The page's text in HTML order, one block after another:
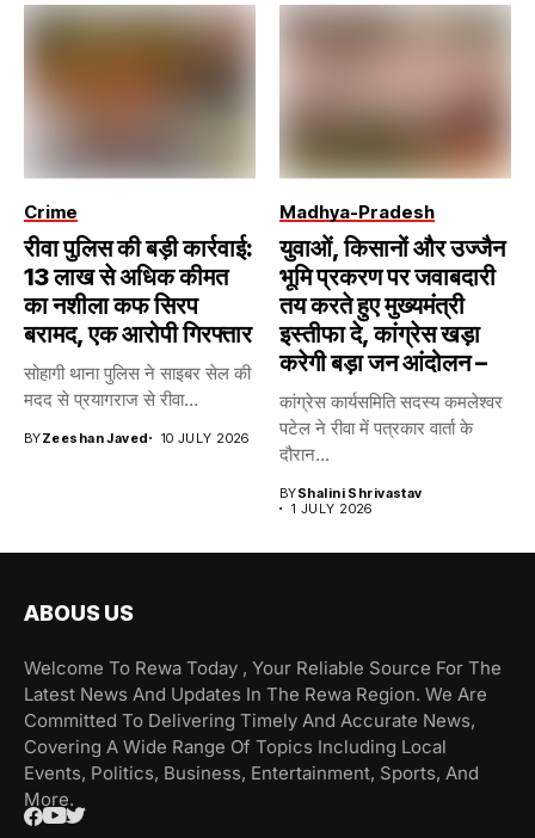
Crime
रीवा पुलिस की बड़ी कार्रवाई:
13 लाख से अधिक कीमत
का नशीला कफ सिरप
बरामद, एक आरोपी गिरफ्तार
सोहागी थाना पुलिस ने साइबर सेल की
मदद से प्रयागराज से रीवा...
BYZeeshan Javed 10 JULY 2026
Madhya-Pradesh
युवाओं, किसानों और उज्जैन
भूमि प्रकरण पर जवाबदारी
तय करते हुए मुख्यमंत्री
इस्तीफा दे, कांग्रेस खड़ा
करेगी बड़ा जन आंदोलन –
कांग्रेस कार्यसमिति सदस्य कमलेश्वर
पटेल ने रीवा में पत्रकार वार्ता के
दौरान...
BYShalini Shrivastav
1 JULY 2026
ABOUS US
Welcome To Rewa Today , Your Reliable Source For The
Latest News And Updates In The Rewa Region. We Are
Committed To Delivering Timely And Accurate News,
Covering A Wide Range Of Topics Including Local
Events, Politics, Business, Entertainment, Sports, And
More.